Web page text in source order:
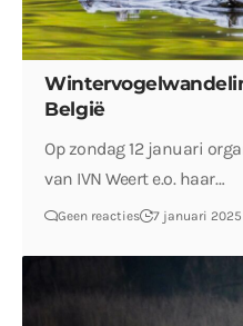
België
Op zondag 12 januari
van IVN Weert e.o. haar…
Geen reacties 7 januari 2025